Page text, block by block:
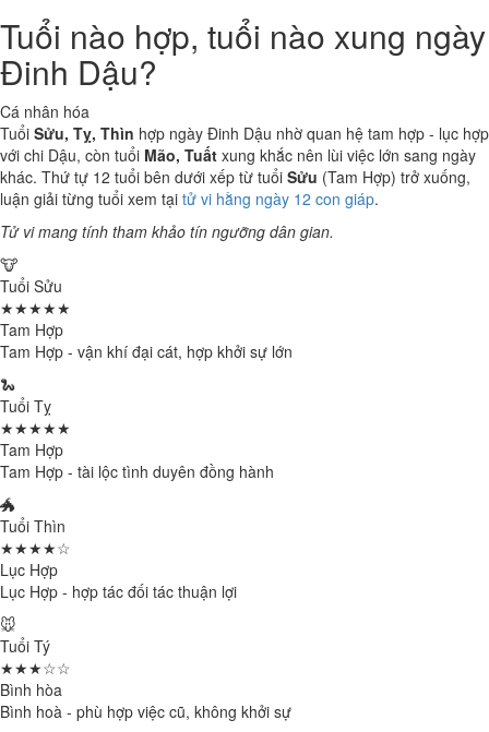
Tuổi nào hợp, tuổi nào xung ngày
Đinh Dậu?
Cá nhân hóa
Tuổi Sửu, Tỵ, Thìn hợp ngày Đinh Dậu nhờ quan hệ tam hợp - lục hợp
với chi Dậu, còn tuổi Mão, Tuất xung khắc nên lùi việc lớn sang ngày
khác. Thứ tự 12 tuổi bên dưới xếp từ tuổi Sửu (Tam Hợp) trở xuống,
luận giải từng tuổi xem tại tử vi hằng ngày 12 con giáp.
Tử vi mang tính tham khảo tín ngưỡng dân gian.
🐮
Tuổi Sửu
★★★★★
Tam Hợp
Tam Hợp - vận khí đại cát, hợp khởi sự lớn
🐍
Tuổi Tỵ
★★★★★
Tam Hợp
Tam Hợp - tài lộc tình duyên đồng hành
🐲
Tuổi Thìn
★★★★☆
Lục Hợp
Lục Hợp - hợp tác đối tác thuận lợi
🐭
Tuổi Tý
★★★☆☆
Bình hòa
Bình hoà - phù hợp việc cũ, không khởi sự